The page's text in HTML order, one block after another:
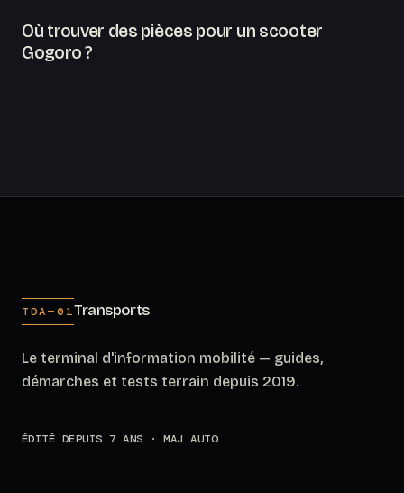
Où trouver des pièces pour un scooter
Gogoro ?
TDA—01Transports
Le terminal d'information mobilité — guides,
démarches et tests terrain depuis 2019.
ÉDITÉ DEPUIS 7 ANS · MAJ AUTO